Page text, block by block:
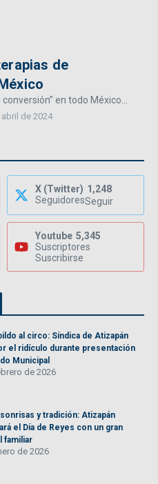
de
en todo México...
de 2024
X (Twitter) 1,248
SeguidoresSeguir
Youtube 5,345
Suscriptores
Suscribirse
al circo: Síndica de Atizapán
el ridículo durante presentación
Municipal
de 2026
sonrisas y tradición: Atizapán
el Día de Reyes con un gran
familiar
de 2026